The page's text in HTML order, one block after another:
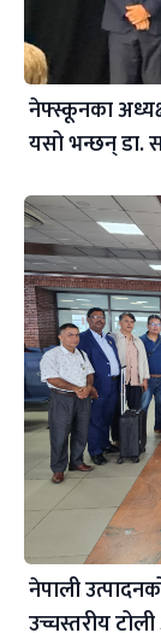
नेफ्स्कूनका
यसो भन्छन् डा‍.
नेपाली
उच्चस्तरीय